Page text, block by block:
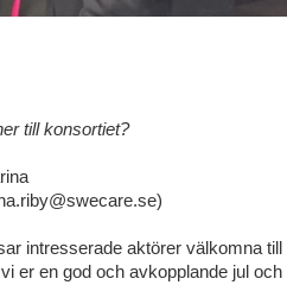
till konsortiet?
intresserade aktörer välkomna till
er en god och avkopplande jul och